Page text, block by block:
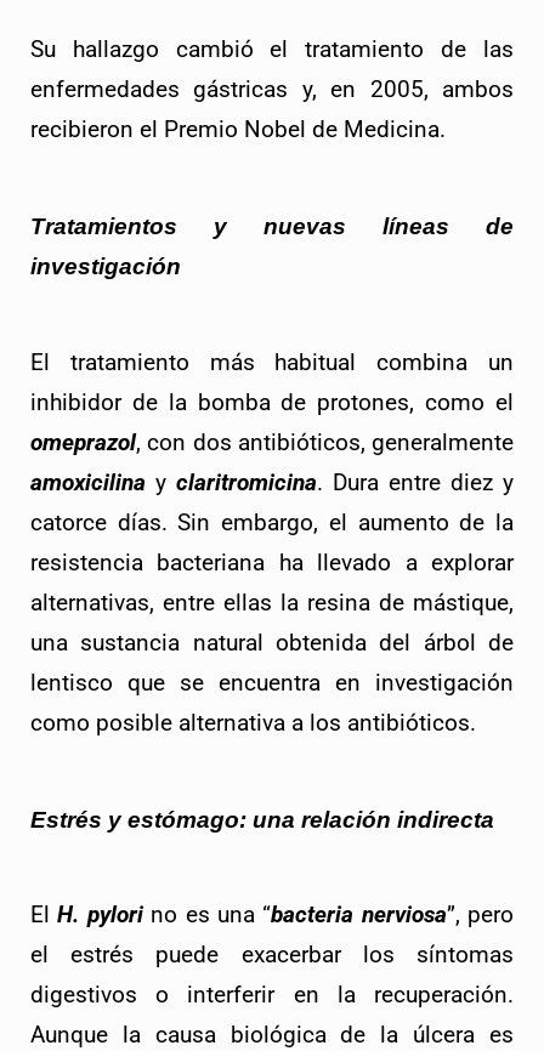
Su hallazgo cambió el tratamiento de las
enfermedades gástricas y, en 2005, ambos
recibieron el Premio Nobel de Medicina.
Tratamientos y nuevas líneas de
investigación
El tratamiento más habitual combina un
omeprazol
amoxicilina y claritromicina. Dura entre diez y
catorce días. Sin embargo, el aumento de la
resistencia bacteriana ha llevado a explorar
alternativas, entre ellas la resina de mástique,
una sustancia natural obtenida del árbol de
lentisco que se encuentra en investigación
como posible alternativa a los antibióticos.
Estrés y estómago: una relación indirecta
El H. pylori no es una “bacteria nerviosa”, pero
el estrés puede exacerbar los síntomas
digestivos o interferir en la recuperación.
Aunque la causa biológica de la úlcera es